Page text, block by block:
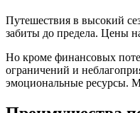
Путешествия в высокий
забиты до предела. Цены
Но кроме финансовых
ограничений и
эмоциональные ресурсы.